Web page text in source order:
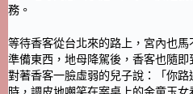
務。
等待香客從台北來的路上，宮內也
準備東西，地母降駕後，香客也隨
對著香客一臉虛弱的兒子說：「你